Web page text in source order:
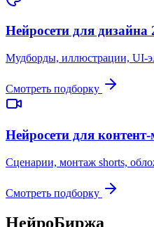
Нейросети для дизайна
Мудборды, иллюстрации, UI-
Смотреть подборку
Нейросети для
Сценарии, монтаж shorts,
Смотреть подборку
НейроБиржа